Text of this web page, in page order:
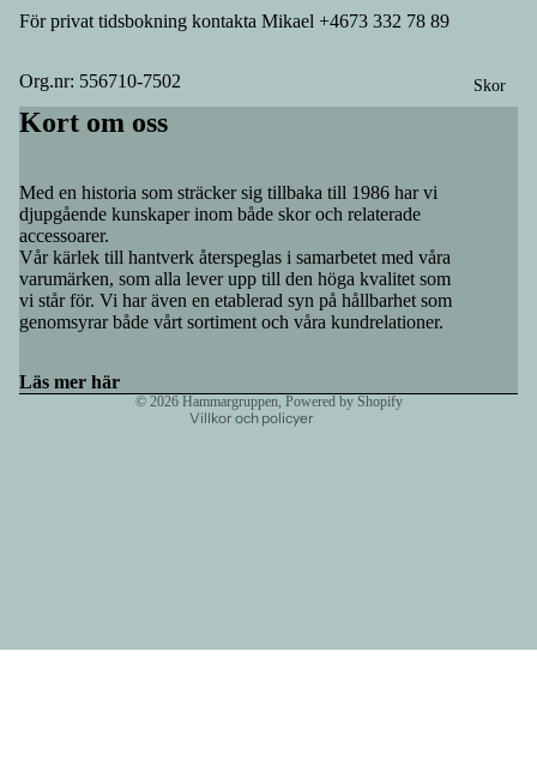
Skor
För privat tidsbokning kontakta Mikael +4673 332 78 89
Org.nr: 556710-7502
Kort om oss
Med en historia som sträcker sig tillbaka till 1986 har vi
djupgående kunskaper inom både skor och relaterade
accessoarer.
Vår kärlek till hantverk återspeglas i samarbetet med våra
varumärken, som alla lever upp till den höga kvalitet som
vi står för. Vi har även en etablerad syn på hållbarhet som
genomsyrar både vårt sortiment och våra kundrelationer.
Läs mer här
© 2026 Hammargruppen, Powered by Shopify
Villkor och policyer
Återbetalningspolicy
Användarvillkor
Fraktpolicy